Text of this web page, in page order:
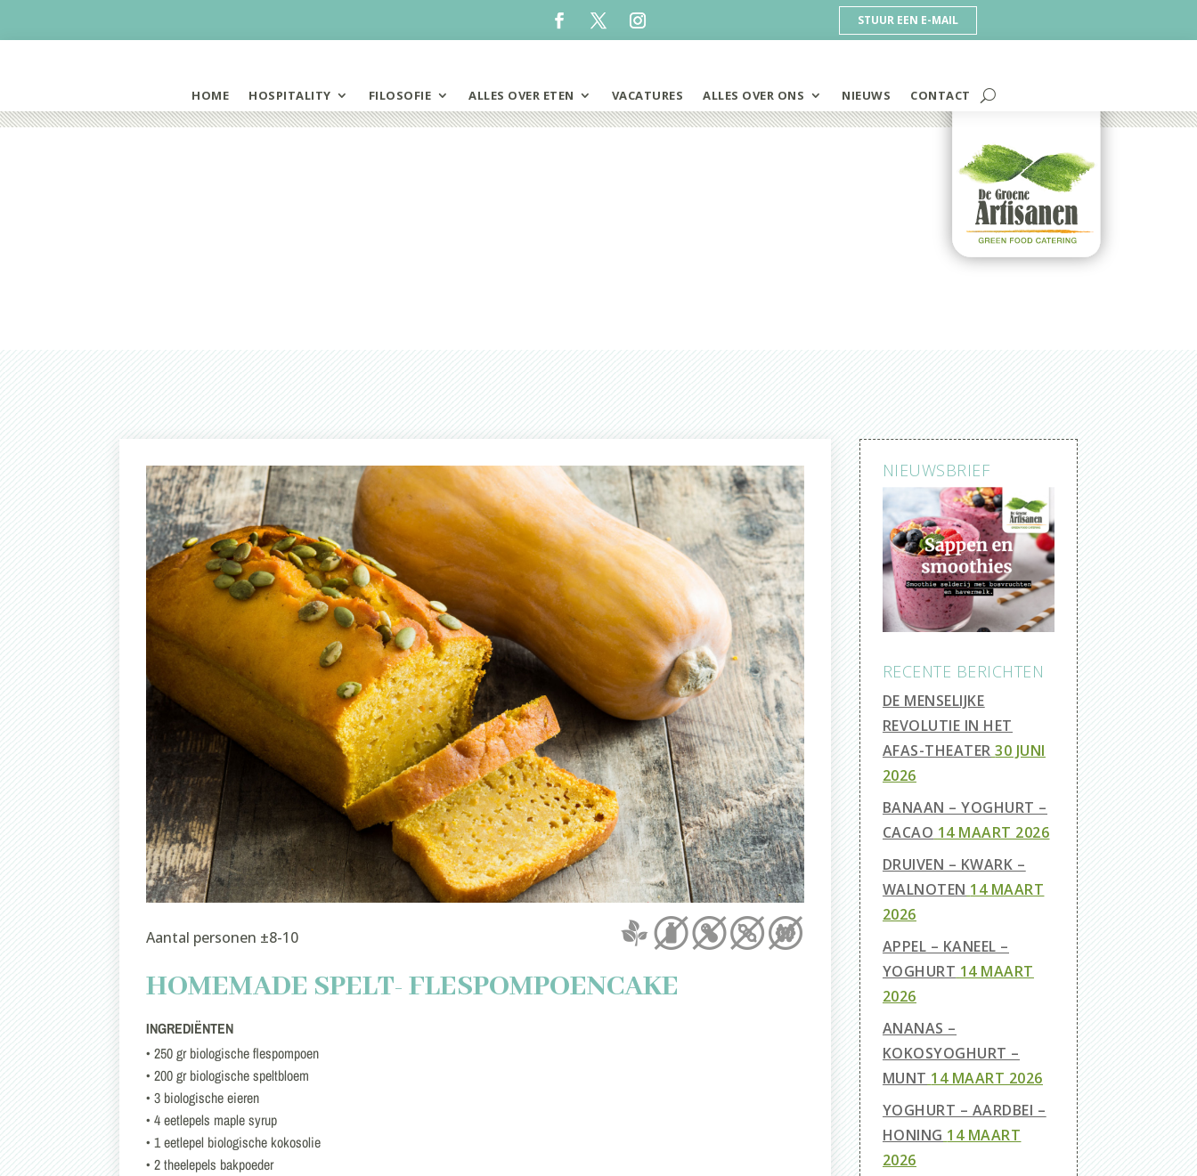
STUUR EEN E-MAIL
HOME HOSPITALITY FILOSOFIE ALLES OVER ETEN VACATURES ALLES OVER ONS NIEUWS CONTACT
Aantal personen ±8-10
HOMEMADE SPELT- FLESPOMPOENCAKE
INGREDIËNTEN
• 250 gr biologische flespompoen
• 200 gr biologische speltbloem
• 3 biologische eieren
• 4 eetlepels maple syrup
• 1 eetlepel biologische kokosolie
• 2 theelepels bakpoeder
NIEUWSBRIEF
RECENTE BERICHTEN
DE MENSELIJKE
REVOLUTIE IN HET
AFAS-THEATER 30 JUNI
2026
BANAAN – YOGHURT –
CACAO 14 MAART 2026
DRUIVEN – KWARK –
WALNOTEN 14 MAART
2026
APPEL – KANEEL –
YOGHURT 14 MAART
2026
ANANAS –
KOKOSYOGHURT –
MUNT 14 MAART 2026
YOGHURT – AARDBEI –
HONING 14 MAART
2026